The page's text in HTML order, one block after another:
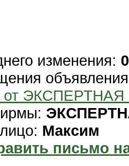
изменения:
от
Максим
письмо